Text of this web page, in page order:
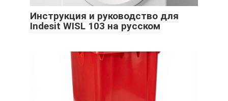
Инструкция и руководство для
Indesit WISL 103 на русском